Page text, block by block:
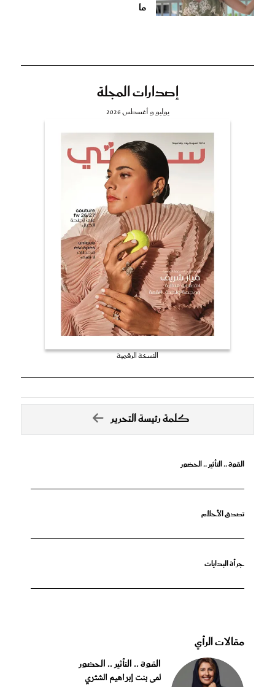
ما
إصدارات المجلة
يوليو و أغسطس 2026
النسخة الرقمية
كلمة رئيسة التحرير
القوة .. التأثير .. الحضور
تصدق الأحلام
جرأة البدايات
مقالات الرأي
القوة .. التأثير .. الحضور
لمى بنت إبراهيم الشثري